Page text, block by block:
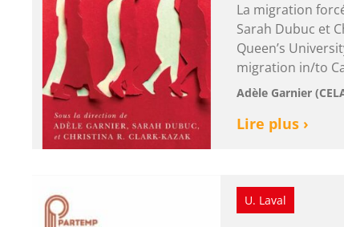
La migration
Sarah Dubuc et
Queen’s
migration in/to
Adèle Garnier
Lire plus ›
U. Laval